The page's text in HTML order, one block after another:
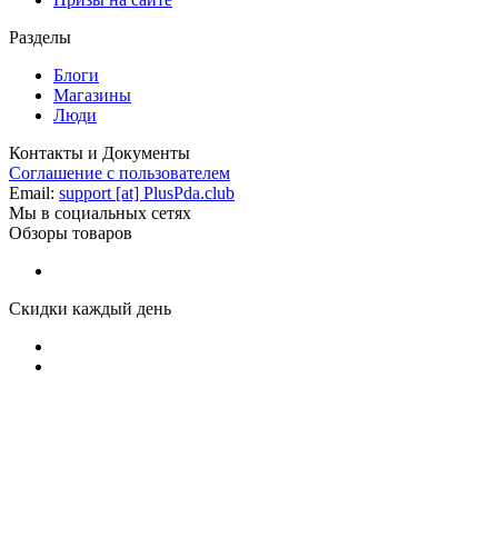
Разделы
Блоги
Магазины
Люди
Контакты и Документы
Соглашение с пользователем
Email: support [at] PlusPda.club
Мы в социальных сетях
Обзоры товаров
Скидки каждый день